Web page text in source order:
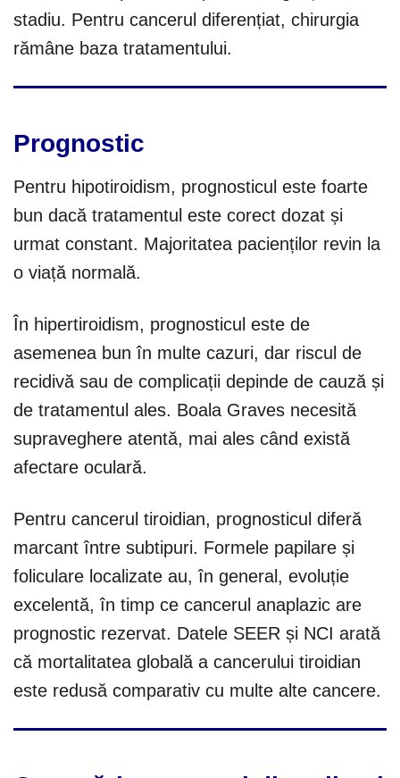
stadiu. Pentru cancerul diferențiat, chirurgia
rămâne baza tratamentului.
Prognostic
Pentru hipotiroidism, prognosticul este foarte
bun dacă tratamentul este corect dozat și
urmat constant. Majoritatea pacienților revin la
o viață normală.
În hipertiroidism, prognosticul este de
asemenea bun în multe cazuri, dar riscul de
recidivă sau de complicații depinde de cauză și
de tratamentul ales. Boala Graves necesită
supraveghere atentă, mai ales când există
afectare oculară.
Pentru cancerul tiroidian, prognosticul diferă
marcant între subtipuri. Formele papilare și
foliculare localizate au, în general, evoluție
excelentă, în timp ce cancerul anaplazic are
prognostic rezervat. Datele SEER și NCI arată
că mortalitatea globală a cancerului tiroidian
este redusă comparativ cu multe alte cancere.